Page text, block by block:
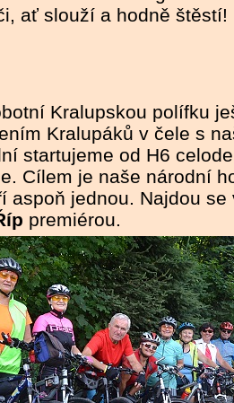
ať slouží a hodně štěstí!
Kralupskou polífku
Kralupáků v čele s
startujeme od H6
Cílem je naše národní
aspoň jednou. Najdou
premiérou.